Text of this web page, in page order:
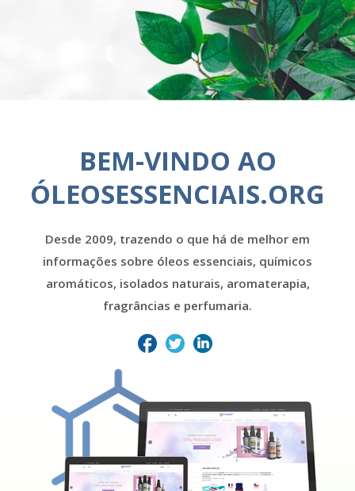
BEM-VINDO AO
ÓLEOSESSENCIAIS.ORG
Desde 2009, trazendo o que há de melhor em
informações sobre óleos essenciais, químicos
aromáticos, isolados naturais, aromaterapia,
fragrâncias e perfumaria.